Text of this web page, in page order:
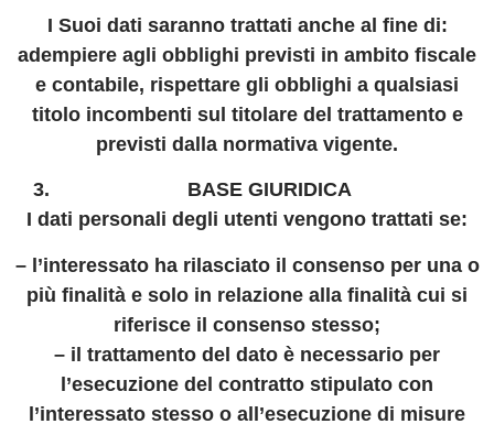
I Suoi dati saranno trattati anche al fine di:
adempiere agli obblighi previsti in ambito fiscale
e contabile, rispettare gli obblighi a qualsiasi
titolo incombenti sul titolare del trattamento e
previsti dalla normativa vigente.
BASE GIURIDICA
I dati personali degli utenti vengono trattati se:
– l’interessato ha rilasciato il consenso per una o
più finalità e solo in relazione alla finalità cui si
riferisce il consenso stesso;
– il trattamento del dato è necessario per
l’esecuzione del contratto stipulato con
l’interessato stesso o all’esecuzione di misure